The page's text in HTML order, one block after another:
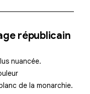
républicain
nuancée.
de la monarchie.